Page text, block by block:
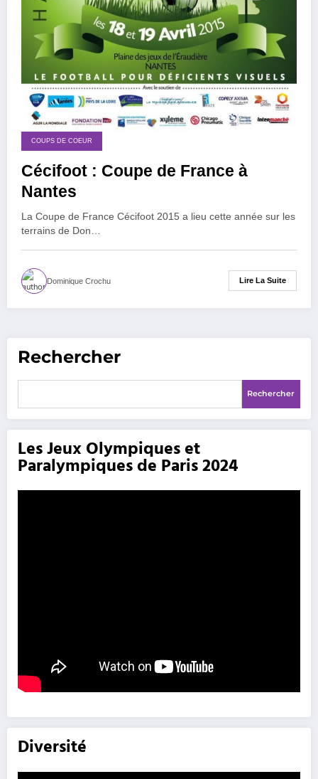
COUPS DE COEUR
Cécifoot : Coupe de France à
Nantes
La Coupe de France Cécifoot 2015 a lieu cette année sur les
terrains de Don…
Dominique Crochu Lire La Suite
Rechercher
Rechercher
Les Jeux Olympiques et
Paralympiques de Paris 2024
Diversité